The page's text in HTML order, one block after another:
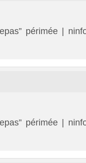
périmée |
périmée |